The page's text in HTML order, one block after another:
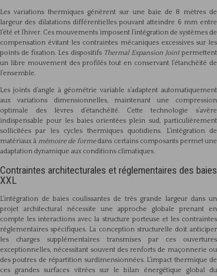
Les variations thermiques génèrent sur une baie de 8 mètres de
largeur des dilatations différentielles pouvant atteindre 6 mm entre
l’été et l’hiver. Ces mouvements imposent l’intégration de systèmes de
compensation évitant les contraintes mécaniques excessives sur les
points de fixation. Les dispositifs Thermal Expansion Jointpermettent
un libre mouvement des profilés tout en conservant l’étanchéité de
l’ensemble.
Les joints d’angle à géométrie variable s’adaptent automatiquement
aux variations dimensionnelles, maintenant une compression
optimale des lèvres d’étanchéité. Cette technologie s’avère
indispensable pour les baies orientées plein sud, particulièrement
sollicitées par les cycles thermiques quotidiens. L’intégration de
matériaux à mémoire de formedans certains composants permet une
adaptation dynamique aux conditions climatiques.
Contraintes architecturales et réglementaires des baies
XXL
L’intégration de baies coulissantes de très grande largeur dans un
projet architectural nécessite une approche globale prenant en
compte les interactions avec la structure porteuse et les contraintes
réglementaires spécifiques. La conception structurelle doit anticiper
les charges supplémentaires transmises par ces ouvertures
exceptionnelles, nécessitant souvent des renforts de maçonnerie ou
des poutres de répartition surdimensionnées. L’impact thermique de
ces grandes surfaces vitrées sur le bilan énergétique global du